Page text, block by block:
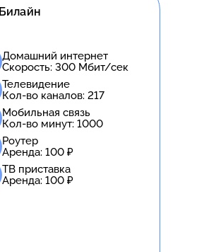
Билайн
Домашний интернет
Скорость: 300 Мбит/сек
Телевидение
Кол-во каналов: 217
Мобильная связь
Кол-во минут: 1000
Роутер
Аренда: 100 ₽
ТВ приставка
Аренда: 100 ₽